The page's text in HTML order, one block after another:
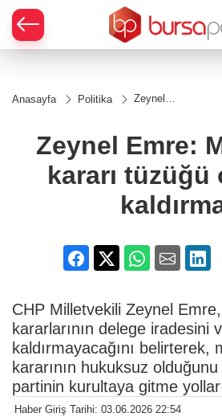
Anasayfa Politika
Zeynel
kararı
tüzüğü
kaldırmaz
Zeynel Emre:
kararı tüzüğü
CHP Milletvekili Zeynel
kararlarının delege iradesini
kaldırmayacağını
kararının hukuksuz
partinin kurultaya gitme
Haber Giriş Tarihi: 03.06.2026 22:54